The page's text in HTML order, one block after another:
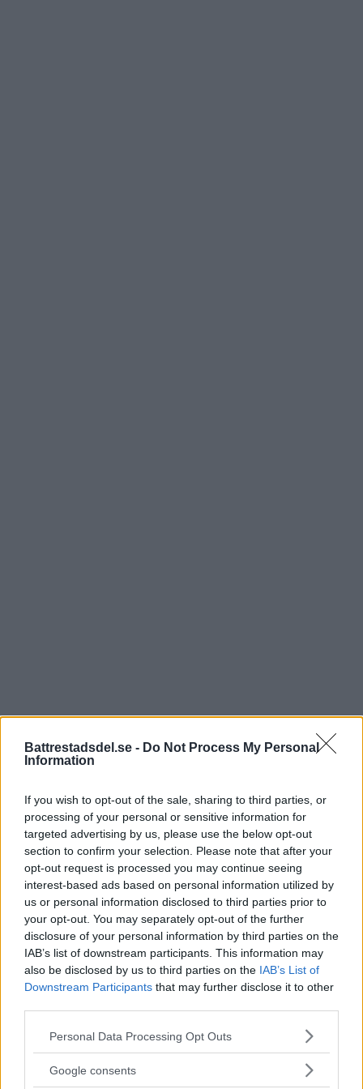
Battrestadsdel.se - Do Not Process My Personal
Information
If you wish to opt-out of the sale, sharing to third parties, or
processing of your personal or sensitive information for
targeted advertising by us, please use the below opt-out
section to confirm your selection. Please note that after your
opt-out request is processed you may continue seeing
interest-based ads based on personal information utilized by
us or personal information disclosed to third parties prior to
your opt-out. You may separately opt-out of the further
disclosure of your personal information by third parties on the
IAB’s list of downstream participants. This information may
also be disclosed by us to third parties on the IAB’s List of
Downstream Participants that may further disclose it to other
Please note that this website/app uses one or more Google
not limited to your visit or usage behaviour. You may click to
Personal Data Processing Opt Outs
Google consents